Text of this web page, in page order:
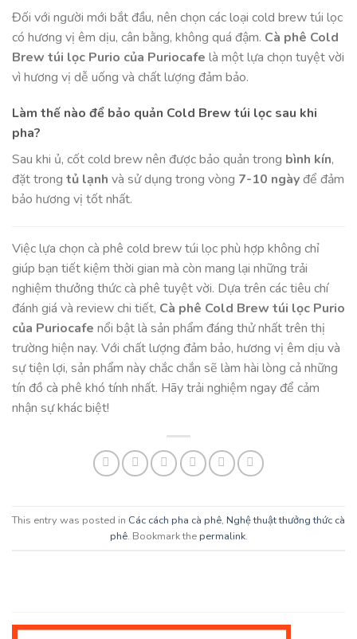
Đối với người mới bắt đầu, nên chọn các loại cold brew túi lọc
có hương vị êm dịu, cân bằng, không quá đậm. Cà phê Cold
Brew túi lọc Purio của Puriocafe là một lựa chọn tuyệt vời
vì hương vị dễ uống và chất lượng đảm bảo.
Làm thế nào để bảo quản Cold Brew túi lọc sau khi
pha?
Sau khi ủ, cốt cold brew nên được bảo quản trong bình kín,
đặt trong tủ lạnh và sử dụng trong vòng 7-10 ngàyđể đảm
bảo hương vị tốt nhất.
Việc lựa chọn cà phê cold brew túi lọc phù hợp không chỉ
giúp bạn tiết kiệm thời gian mà còn mang lại những trải
nghiệm thưởng thức cà phê tuyệt vời. Dựa trên các tiêu chí
đánh giá và review chi tiết, Cà phê Cold Brew túi lọc Purio
của Puriocafe nổi bật là sản phẩm đáng thử nhất trên thị
trường hiện nay. Với chất lượng đảm bảo, hương vị êm dịu và
sự tiện lợi, sản phẩm này chắc chắn sẽ làm hài lòng cả những
tín đồ cà phê khó tính nhất. Hãy trải nghiệm ngay để cảm
nhận sự khác biệt!
This entry was posted in Các cách pha cà phê, Nghệ thuật thưởng thức cà
phê. Bookmark the permalink.